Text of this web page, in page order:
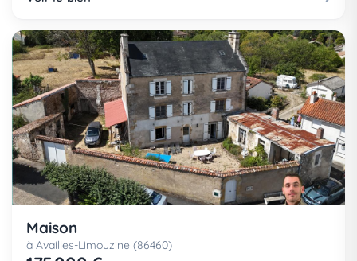
Maison
à Availles-Limouzine (86460)